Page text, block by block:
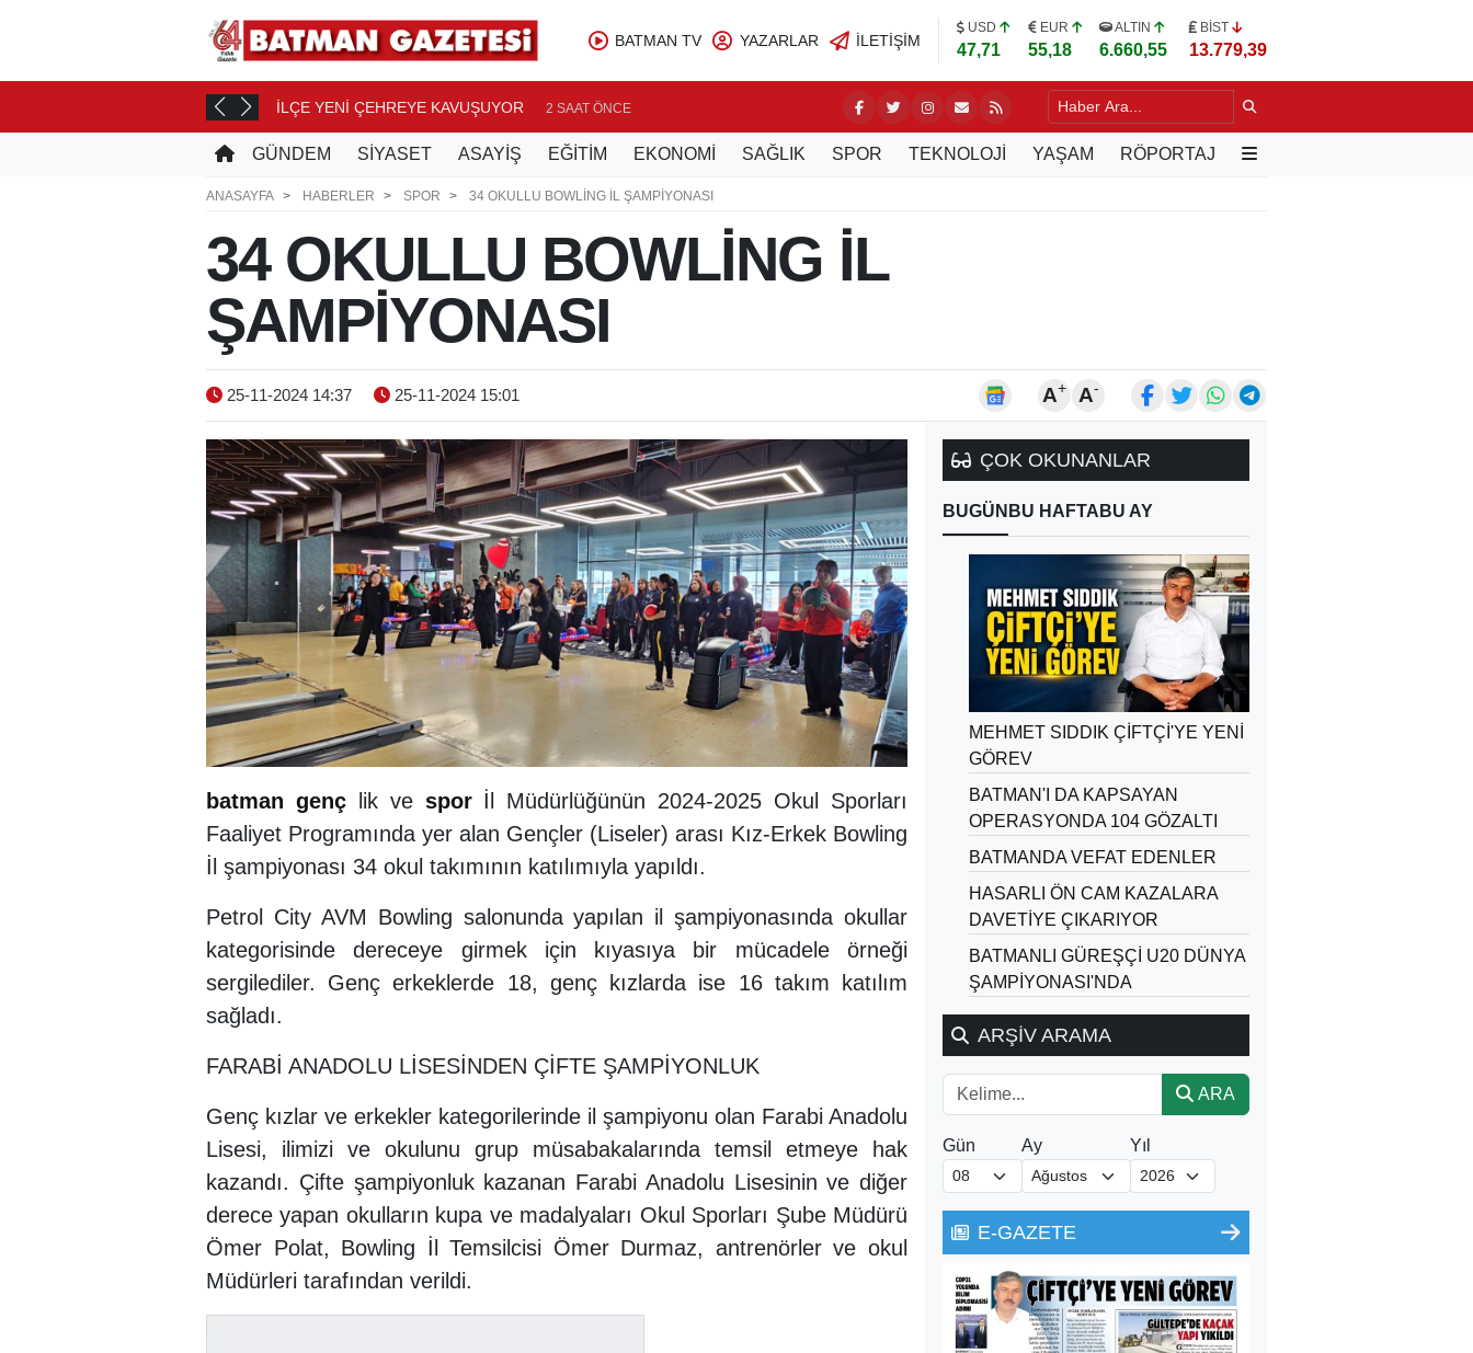
BATMAN TV YAZARLAR İLETIŞIM
USD
47,71
EUR
55,18
ALTIN
6.660,55
BİST
13.779,39
İLÇE YENİ ÇEHREYE KAVUŞUYOR 2 SAAT ÖNCE BATMAN’DA YILLARIN SORUNU DEĞİŞİYOR 2 SAAT ÖNCE
GÜNDEM SİYASET ASAYİŞ EĞİTİM EKONOMİ SAĞLIK SPOR TEKNOLOJİ YAŞAM RÖPORTAJ
ANASAYFA HABERLER SPOR 34 OKULLU BOWLİNG İL ŞAMPİYONASI
34 OKULLU BOWLİNG İL
ŞAMPİYONASI
25-11-2024 14:37 25-11-2024 15:01 A+ A-
batman gençlik ve sporİl Müdürlüğünün 2024-2025 Okul Sporları
Faaliyet Programında yer alan Gençler (Liseler) arası Kız-Erkek Bowling
İl şampiyonası 34 okul takımının katılımıyla yapıldı.
Petrol City AVM Bowling salonunda yapılan il şampiyonasında okullar
kategorisinde dereceye girmek için kıyasıya bir mücadele örneği
sergilediler. Genç erkeklerde 18, genç kızlarda ise 16 takım katılım
sağladı.
FARABİ ANADOLU LİSESİNDEN ÇİFTE ŞAMPİYONLUK
Genç kızlar ve erkekler kategorilerinde il şampiyonu olan Farabi Anadolu
Lisesi, ilimizi ve okulunu grup müsabakalarında temsil etmeye hak
kazandı. Çifte şampiyonluk kazanan Farabi Anadolu Lisesinin ve diğer
derece yapan okulların kupa ve madalyaları Okul Sporları Şube Müdürü
Ömer Polat, Bowling İl Temsilcisi Ömer Durmaz, antrenörler ve okul
Müdürleri tarafından verildi.
ÇOK OKUNANLAR
BUGÜN BU HAFTA BU AY
MEHMET SIDDIK ÇİFTÇİ'YE YENİ
GÖREV
BATMAN'I DA KAPSAYAN
OPERASYONDA 104 GÖZALTI
BATMANDA VEFAT EDENLER
HASARLI ÖN CAM KAZALARA
DAVETİYE ÇIKARIYOR
BATMANLI GÜREŞÇİ U20 DÜNYA
ŞAMPİYONASI'NDA
ARŞİV ARAMA
ARA
Gün Ay Yıl
E-GAZETE